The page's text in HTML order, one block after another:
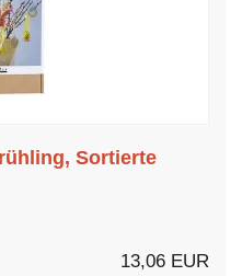
Sortierte
13,06 EUR